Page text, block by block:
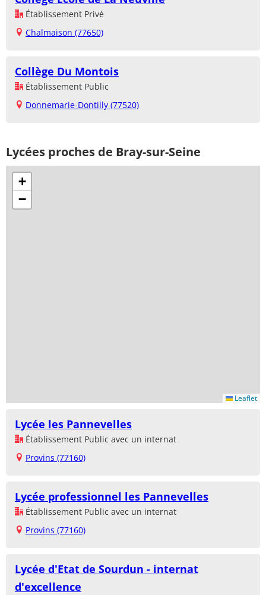
Établissement Privé
Chalmaison (77650)
Collège Du Montois
Établissement Public
Donnemarie-Dontilly (77520)
Lycées proches de Bray-sur-Seine
+
−
Leaflet
Lycée les Pannevelles
Établissement Public avec un internat
Provins (77160)
Lycée professionnel les Pannevelles
Établissement Public avec un internat
Provins (77160)
Lycée d'Etat de Sourdun - internat
d'excellence